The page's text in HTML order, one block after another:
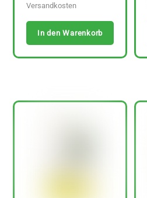
Versandkosten
In den Warenkorb